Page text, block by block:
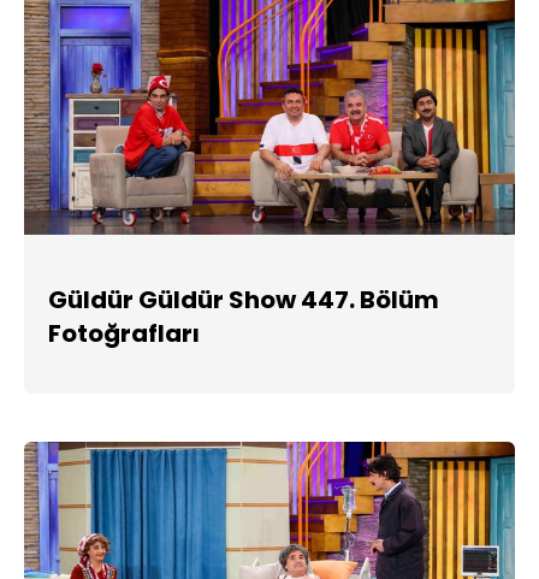
Güldür Güldür Show 447. Bölüm
Fotoğrafları